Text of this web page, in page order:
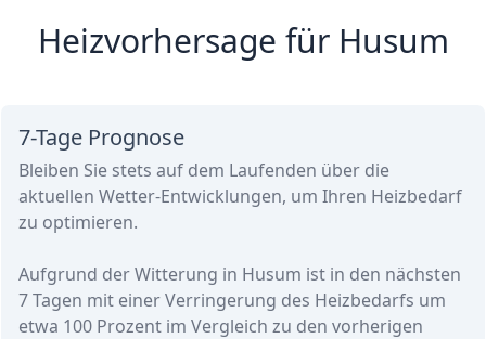
Heizvorhersage für Husum
7-Tage Prognose
Bleiben Sie stets auf dem Laufenden über die
aktuellen Wetter-Entwicklungen, um Ihren Heizbedarf
zu optimieren.
Aufgrund der Witterung in Husum ist in den nächsten
7 Tagen mit einer Verringerung des Heizbedarfs um
etwa 100 Prozent im Vergleich zu den vorherigen